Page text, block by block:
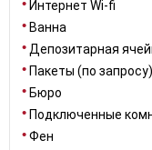
Интернет Wi-fi
Ванна
Депозитарная
Пакеты (по запросу)
Бюро
Подключенные
Фен